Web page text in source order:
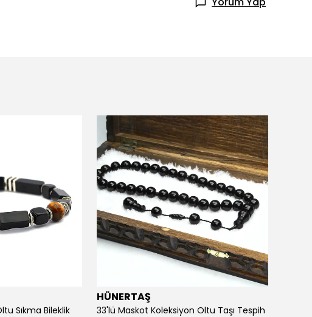
Sıkma Bileklik
HÜNERTAŞ
33'lü Maskot Koleksiyon Oltu Taşı Tespih